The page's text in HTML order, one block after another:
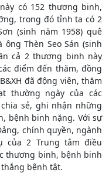
có 152 thương binh,
trong đó tỉnh ta có 2
(sinh năm 1958) quê
Thèn Seo Sán (sinh
cả 2 thương binh này
điểm đến thăm, đồng
đã động viên, thăm
thường ngày của các
sẻ, ghi nhận những
bệnh binh nặng. Với sự
chính quyền, ngành
của 2 Trung tâm điều
thương binh, bệnh binh
bệnh tật.